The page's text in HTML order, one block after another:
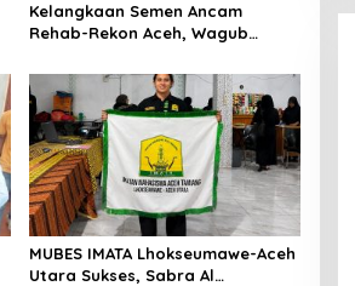
Kelangkaan Semen Ancam
Rehab-Rekon Aceh, Wagub
MUBES IMATA Lhokseumawe-Aceh
Utara Sukses, Sabra Al